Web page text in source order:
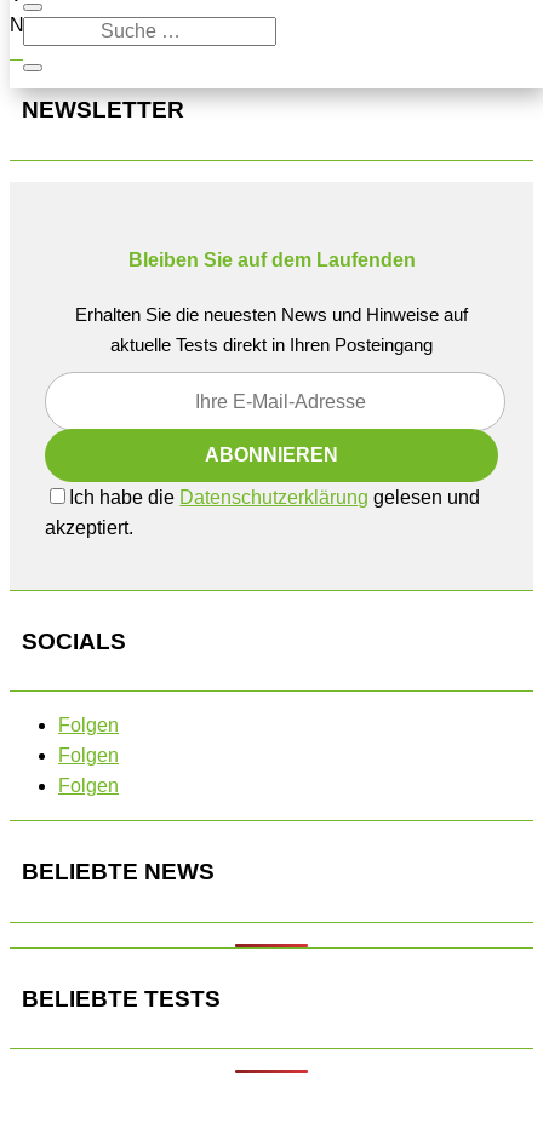
Navigation oben, um den Beitrag zu finden.
NEWSLETTER
Bleiben Sie auf dem Laufenden
Erhalten Sie die neuesten News und Hinweise auf
aktuelle Tests direkt in Ihren Posteingang
Ich habe die Datenschutzerklärung gelesen und
akzeptiert.
SOCIALS
Folgen
Folgen
Folgen
BELIEBTE NEWS
BELIEBTE TESTS